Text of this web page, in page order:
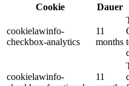
Cookie
Dauer
cookielawinfo-
checkbox-analytics
11
months
cookielawinfo-
11